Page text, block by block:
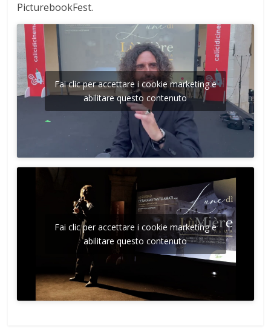
PicturebookFest.
Fai clic per accettare i cookie marketing e
abilitare questo contenuto
Fai clic per accettare i cookie marketing e
abilitare questo contenuto